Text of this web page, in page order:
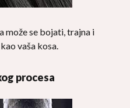
može se bojati, trajna i
vaša kosa.
procesa